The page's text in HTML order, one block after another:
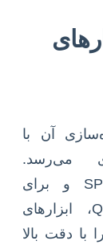
آن با
می‌رسد.
نرم‌افزارهایی مانند SPSS، R، Stata و برای
تحلیل‌های مکانی، ArcGIS و QGIS، ابزارهای
با دقت بالا